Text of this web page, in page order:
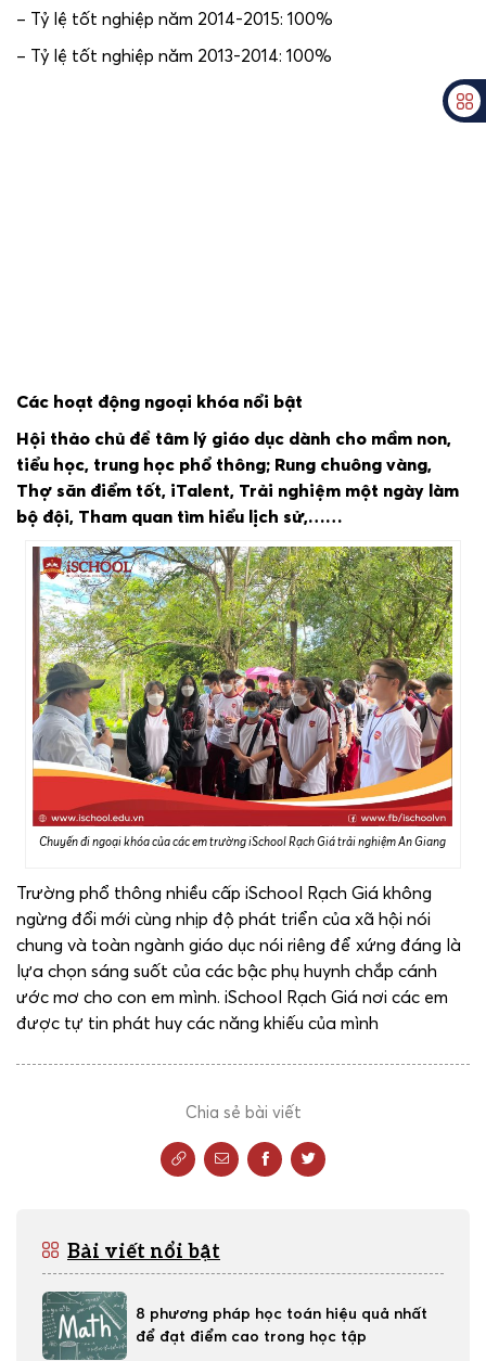
– Tỷ lệ tốt nghiệp năm 2014-2015: 100%
– Tỷ lệ tốt nghiệp năm 2013-2014: 100%
Các hoạt động ngoại khóa nổi bật
Hội thảo chủ đề tâm lý giáo dục dành cho mầm non,
tiểu học, trung học phổ thông; Rung chuông vàng,
Thợ săn điểm tốt, iTalent, Trải nghiệm một ngày làm
bộ đội, Tham quan tìm hiểu lịch sử,……
Chuyến đi ngoại khóa của các em trường iSchool Rạch Giá trải nghiệm An Giang
Trường phổ thông nhiều cấp iSchool Rạch Giá không
ngừng đổi mới cùng nhịp độ phát triển của xã hội nói
chung và toàn ngành giáo dục nói riêng để xứng đáng là
lựa chọn sáng suốt của các bậc phụ huynh chắp cánh
ước mơ cho con em mình. iSchool Rạch Giá nơi các em
được tự tin phát huy các năng khiếu của mình
Chia sẻ bài viết
Bài viết nổi bật
8 phương pháp học toán hiệu quả nhất
để đạt điểm cao trong học tập